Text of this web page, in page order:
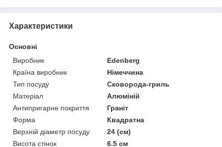
Характеристики
Основні
Виробник
Edenberg
Країна виробник
Німеччина
Тип посуду
Сковорода-гриль
Матеріал
Алюміній
Антипригарне покриття
Граніт
Форма
Квадратна
Верхній діаметр посуду
24 (см)
Висота стінок
6.5 см